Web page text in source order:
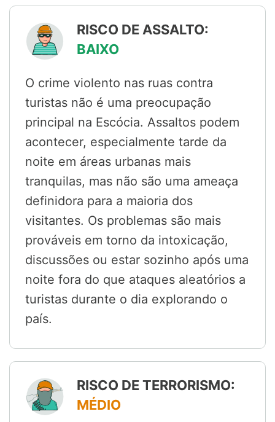
RISCO DE ASSALTO:
BAIXO
O crime violento nas ruas contra
turistas não é uma preocupação
principal na Escócia. Assaltos podem
acontecer, especialmente tarde da
noite em áreas urbanas mais
tranquilas, mas não são uma ameaça
definidora para a maioria dos
visitantes. Os problemas são mais
prováveis em torno da intoxicação,
discussões ou estar sozinho após uma
noite fora do que ataques aleatórios a
turistas durante o dia explorando o
país.
RISCO DE TERRORISMO:
MÉDIO